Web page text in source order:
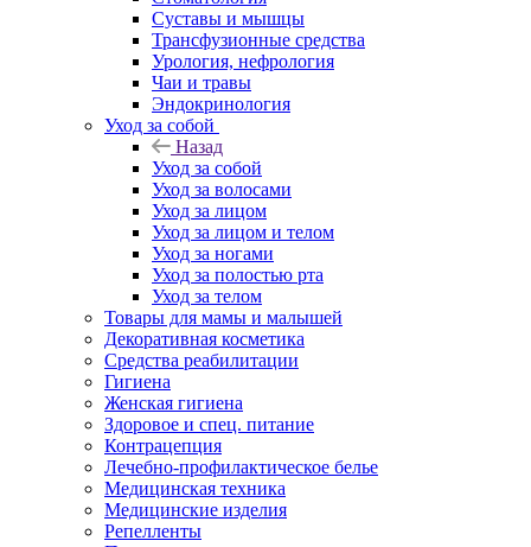
Суставы и мышцы
Трансфузионные средства
Урология, нефрология
Чаи и травы
Эндокринология
Уход за собой
Назад
Уход за собой
Уход за волосами
Уход за лицом
Уход за лицом и телом
Уход за ногами
Уход за полостью рта
Уход за телом
Товары для мамы и малышей
Декоративная косметика
Средства реабилитации
Гигиена
Женская гигиена
Здоровое и спец. питание
Контрацепция
Лечебно-профилактическое белье
Медицинская техника
Медицинские изделия
Репелленты